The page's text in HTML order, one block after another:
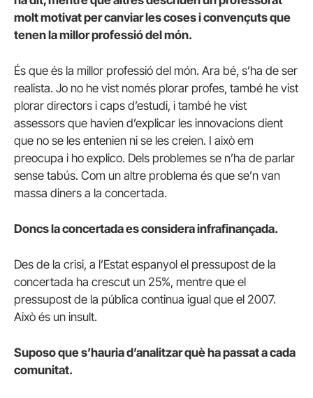
molt motivat per canviar les coses i convençuts que
tenen la millor professió del món.
És que és la millor professió del món. Ara bé, s’ha de ser
realista. Jo no he vist només plorar profes, també he vist
plorar directors i caps d’estudi, i també he vist
assessors que havien d’explicar les innovacions dient
que no se les entenien ni se les creien. I això em
preocupa i ho explico. Dels problemes se n’ha de parlar
sense tabús. Com un altre problema és que se’n van
massa diners a la concertada.
Doncs la concertada es considera infrafinançada.
Des de la crisi, a l’Estat espanyol el pressupost de la
concertada ha crescut un 25%, mentre que el
pressupost de la pública continua igual que el 2007.
Això és un insult.
Suposo que s’hauria d’analitzar què ha passat a cada
comunitat.